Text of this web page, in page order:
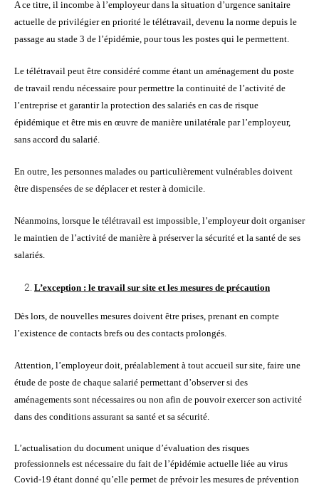
A ce titre, il incombe à l’employeur dans la situation d’urgence sanitaire
actuelle de privilégier en priorité le télétravail, devenu la norme depuis le
passage au stade 3 de l’épidémie, pour tous les postes qui le permettent.
Le télétravail peut être considéré comme étant un aménagement du poste
de travail rendu nécessaire pour permettre la continuité de l’activité de
l’entreprise et garantir la protection des salariés en cas de risque
épidémique et être mis en œuvre de manière unilatérale par l’employeur,
sans accord du salarié.
En outre, les personnes malades ou particulièrement vulnérables doivent
être dispensées de se déplacer et rester à domicile.
Néanmoins, lorsque le télétravail est impossible, l’employeur doit organiser
le maintien de l’activité de manière à préserver la sécurité et la santé de ses
salariés.
L’exception : le travail sur site et les mesures de précaution
Dès lors, de nouvelles mesures doivent être prises, prenant en compte
l’existence de contacts brefs ou des contacts prolongés.
Attention, l’employeur doit, préalablement à tout accueil sur site, faire une
étude de poste de chaque salarié permettant d’observer si des
aménagements sont nécessaires ou non afin de pouvoir exercer son activité
dans des conditions assurant sa santé et sa sécurité.
L’actualisation du document unique d’évaluation des risques
professionnels est nécessaire du fait de l’épidémie actuelle liée au virus
Covid-19 étant donné qu’elle permet de prévoir les mesures de prévention